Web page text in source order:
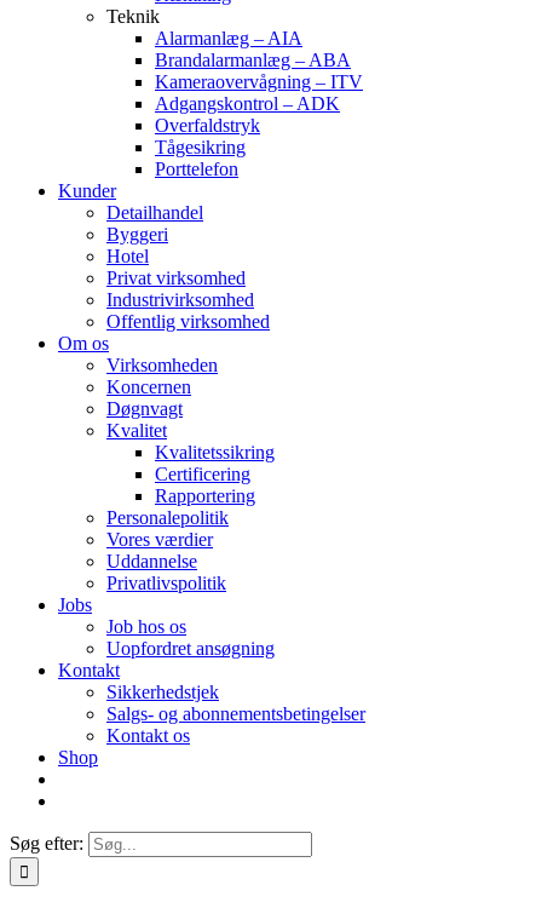
Teknik
Alarmanlæg – AIA
Brandalarmanlæg – ABA
Kameraovervågning – ITV
Adgangskontrol – ADK
Overfaldstryk
Tågesikring
Porttelefon
Kunder
Detailhandel
Byggeri
Hotel
Privat virksomhed
Industrivirksomhed
Offentlig virksomhed
Om os
Virksomheden
Koncernen
Døgnvagt
Kvalitet
Kvalitetssikring
Certificering
Rapportering
Personalepolitik
Vores værdier
Uddannelse
Privatlivspolitik
Jobs
Job hos os
Uopfordret ansøgning
Kontakt
Sikkerhedstjek
Salgs- og abonnementsbetingelser
Kontakt os
Shop
Søg efter: